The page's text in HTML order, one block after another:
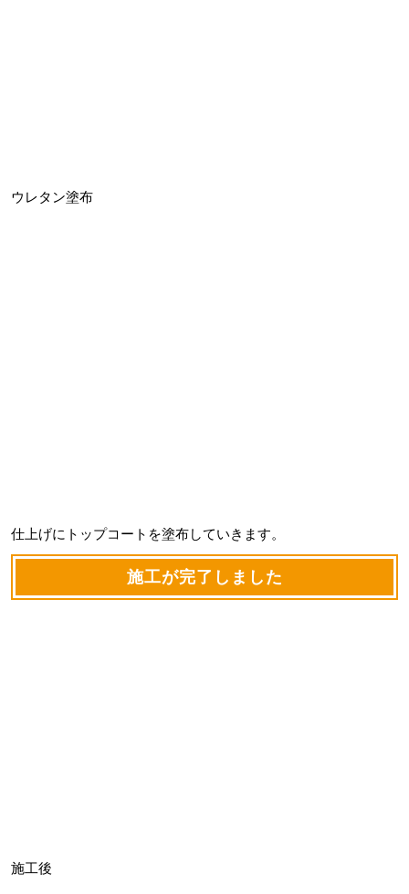
ウレタン塗布
仕上げにトップコートを塗布していきます。
施工が完了しました
施工後